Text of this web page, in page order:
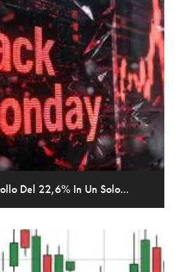
Del 22,6% In Un Solo...